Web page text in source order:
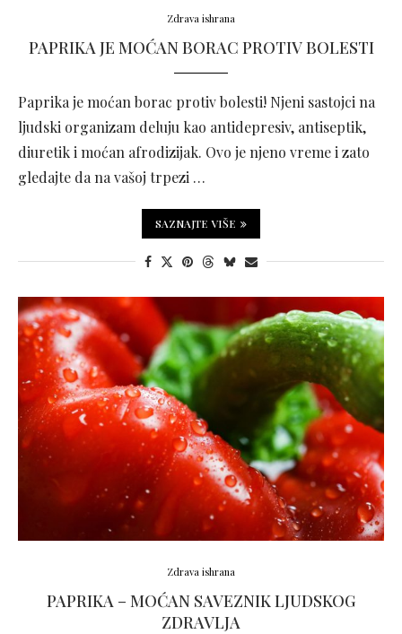
Zdrava ishrana
PAPRIKA JE MOĆAN BORAC PROTIV BOLESTI
Paprika je moćan borac protiv bolesti! Njeni sastojci na
ljudski organizam deluju kao antidepresiv, antiseptik,
diuretik i moćan afrodizijak. Ovo je njeno vreme i zato
gledajte da na vašoj trpezi …
SAZNAJTE VIŠE
Zdrava ishrana
PAPRIKA – MOĆAN SAVEZNIK LJUDSKOG
ZDRAVLJA